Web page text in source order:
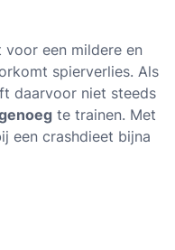
een mildere en
spierverlies. Als
daarvoor niet steeds
te trainen. Met
een crashdieet bijna